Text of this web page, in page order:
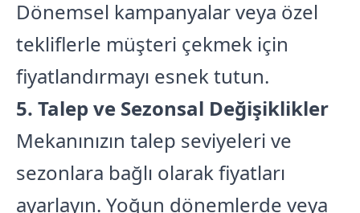
Dönemsel kampanyalar veya özel
tekliflerle müşteri çekmek için
fiyatlandırmayı esnek tutun.
5. Talep ve Sezonsal Değişiklikler
Mekanınızın talep seviyeleri ve
sezonlara bağlı olarak fiyatları
ayarlayın. Yoğun dönemlerde veya